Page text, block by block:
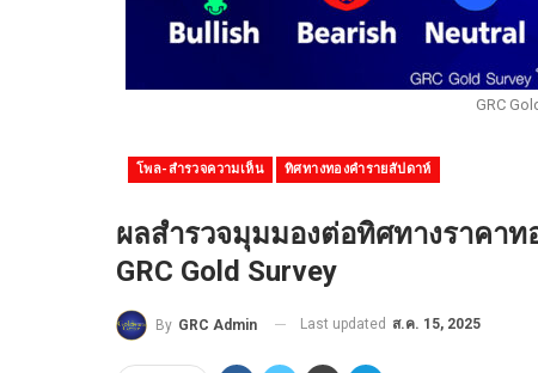
GRC
โพล-สำรวจความเห็น ทิศทางทองคำรายสัปดาห์
ผลสำรวจมุมมองต่อทิศทางราคาท
GRC Gold Survey
By GRC Admin Last updated ส.ค. 15, 2025